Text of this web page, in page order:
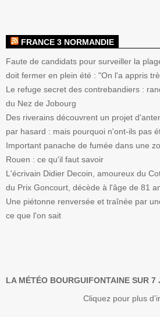
FRANCE 3 NORMANDIE
Faute de candidats pour surveiller la
doit fermer en plein été : "On l'a appris
Le refuge secret des contrebandiers :
du Nez de Jobourg
Des riverains découvrent un projet
par hasard : mais pourquoi n'ont-ils pas
Important panache de fumée dans une
Rouen : ce qu'il faut savoir
L'écrivain Didier Decoin, amoureux du
du Prix Goncourt, décède à l'âge de 81
Une piétonne renversée et traînée par
ce que l'on sait
LA MÉTÉO BOURGUIFONTAINE SUR 7
Cliquez pour plus